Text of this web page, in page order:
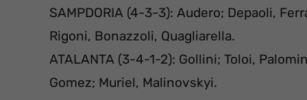
SAMPDORIA (4-3-3): Audero; Depaoli,
Rigoni, Bonazzoli, Quagliarella.
ATALANTA (3-4-1-2): Gollini; Toloi,
Gomez; Muriel, Malinovskyi.